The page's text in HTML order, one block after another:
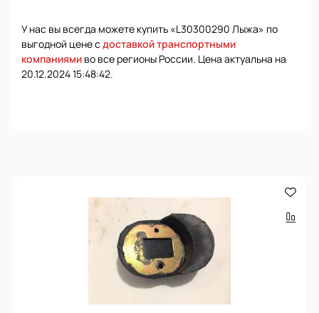
У нас вы всегда можете купить «L30300290 Лыжа» по
выгодной цене с доставкой транспортными
компаниями во все регионы России. Цена актуальна на
20.12.2024 15:48:42.